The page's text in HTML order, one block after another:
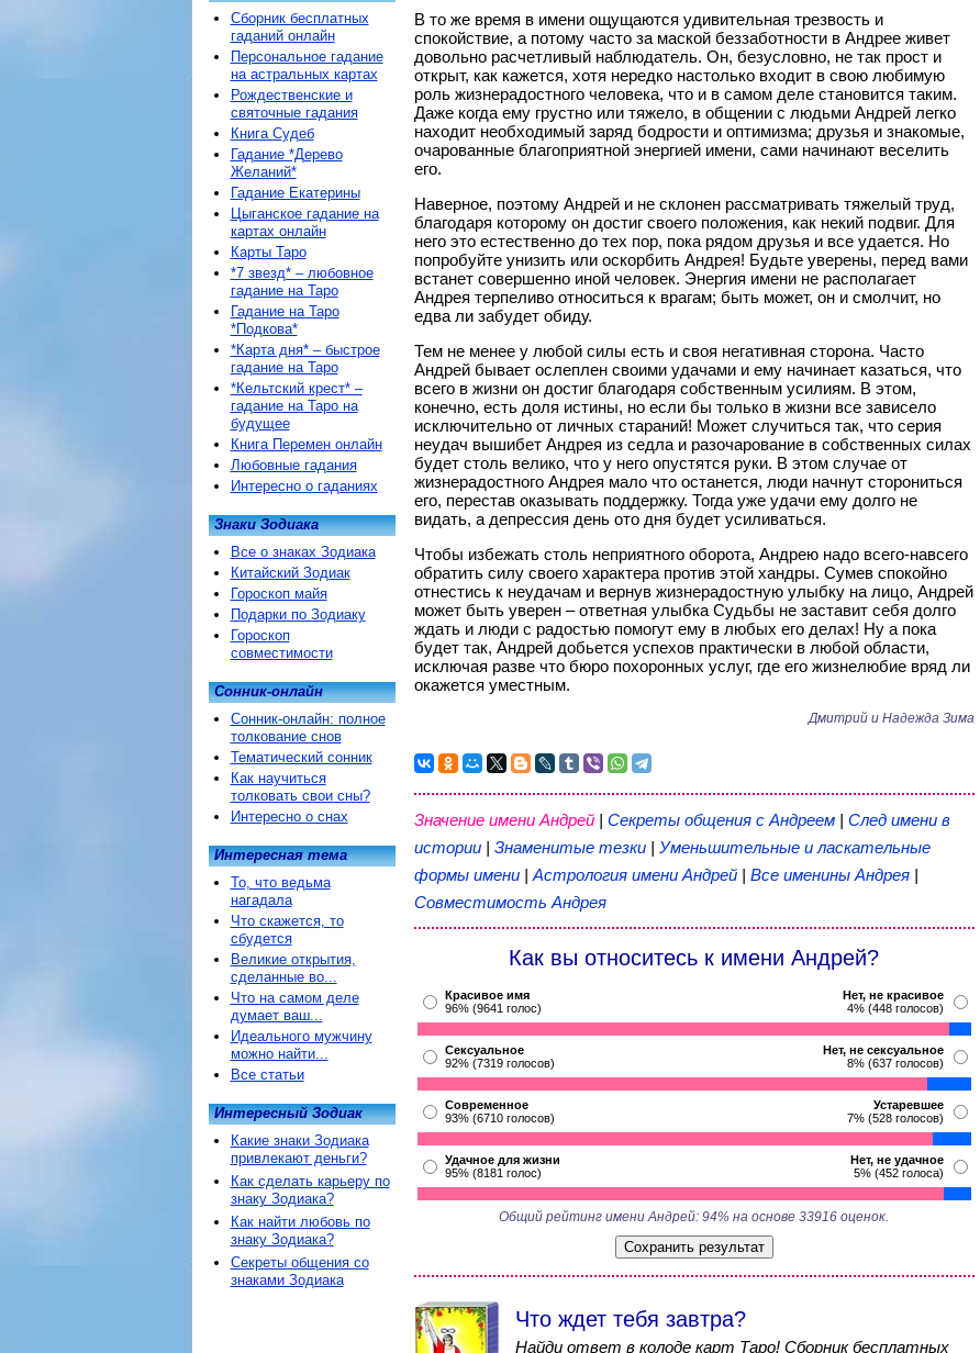
В то же время в имени ощущаются удивительная трезвость и
спокойствие, а потому часто за маской беззаботности в Андрее живет
довольно расчетливый наблюдатель. Он, безусловно, не так прост и
открыт, как кажется, хотя нередко настолько входит в свою любимую
роль жизнерадостного человека, что и в самом деле становится таким.
Даже когда ему грустно или тяжело, в общении с людьми Андрей легко
находит необходимый заряд бодрости и оптимизма; друзья и знакомые,
очарованные благоприятной энергией имени, сами начинают веселить
его.
Наверное, поэтому Андрей и не склонен рассматривать тяжелый труд,
благодаря которому он достиг своего положения, как некий подвиг. Для
него это естественно до тех пор, пока рядом друзья и все удается. Но
попробуйте унизить или оскорбить Андрея! Будьте уверены, перед вами
встанет совершенно иной человек. Энергия имени не располагает
Андрея терпеливо относиться к врагам; быть может, он и смолчит, но
едва ли забудет обиду.
Тем не менее у любой силы есть и своя негативная сторона. Часто
Андрей бывает ослеплен своими удачами и ему начинает казаться, что
всего в жизни он достиг благодаря собственным усилиям. В этом,
конечно, есть доля истины, но если бы только в жизни все зависело
исключительно от личных стараний! Может случиться так, что серия
неудач вышибет Андрея из седла и разочарование в собственных силах
будет столь велико, что у него опустятся руки. В этом случае от
жизнерадостного Андрея мало что останется, люди начнут сторониться
его, перестав оказывать поддержку. Тогда уже удачи ему долго не
видать, а депрессия день ото дня будет усиливаться.
Чтобы избежать столь неприятного оборота, Андрею надо всего-навсего
обратить силу своего характера против этой хандры. Сумев спокойно
отнестись к неудачам и вернув жизнерадостную улыбку на лицо, Андрей
может быть уверен – ответная улыбка Судьбы не заставит себя долго
ждать и люди с радостью помогут ему в любых его делах! Ну а пока
будет так, Андрей добьется успехов практически в любой области,
исключая разве что бюро похоронных услуг, где его жизнелюбие вряд ли
окажется уместным.
Дмитрий и Надежда Зима
Значение имени Андрей| Секреты общения с Андреем | След имени в
истории| Знаменитые тезки| Уменьшительные и ласкательные
формы имени| Астрология имени Андрей| Все именины Андрея |
Совместимость Андрея
Как вы относитесь к имени Андрей?
Красивое имя
96% (9641 голос)
Нет, не красивое
4% (448 голосов)
Сексуальное
92% (7319 голосов)
Нет, не сексуальное
8% (637 голосов)
Современное
93% (6710 голосов)
Устаревшее
7% (528 голосов)
Удачное для жизни
95% (8181 голос)
Нет, не удачное
5% (452 голоса)
Общий рейтинг имени Андрей: 94% на основе 33916 оценок.
Что ждет тебя завтра?
Найди ответ в колоде карт Таро! Сборник бесплатных
Сборник бесплатных
гаданий онлайн
Персональное гадание
на астральных картах
Рождественские и
святочные гадания
Книга Судеб
Гадание *Дерево
Желаний*
Гадание Екатерины
Цыганское гадание на
картах онлайн
Карты Таро
*7 звезд* – любовное
гадание на Таро
Гадание на Таро
*Подкова*
*Карта дня* – быстрое
гадание на Таро
*Кельтский крест* –
гадание на Таро на
будущее
Книга Перемен онлайн
Любовные гадания
Интересно о гаданиях
Знаки Зодиака
Все о знаках Зодиака
Китайский Зодиак
Гороскоп майя
Подарки по Зодиаку
Гороскоп
совместимости
Сонник-онлайн
Сонник-онлайн: полное
толкование снов
Тематический сонник
Как научиться
толковать свои сны?
Интересно о снах
Интересная тема
То, что ведьма
нагадала
Что скажется, то
сбудется
Великие открытия,
сделанные во...
Что на самом деле
думает ваш...
Идеального мужчину
можно найти...
Все статьи
Интересный Зодиак
Какие знаки Зодиака
привлекают деньги?
Как сделать карьеру по
знаку Зодиака?
Как найти любовь по
знаку Зодиака?
Секреты общения со
знаками Зодиака